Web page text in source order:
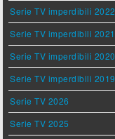
Serie TV imperdibili 2022
Serie TV imperdibili 2021
Serie TV imperdibili 2020
Serie TV imperdibili 2019
Serie TV 2026
Serie TV 2025